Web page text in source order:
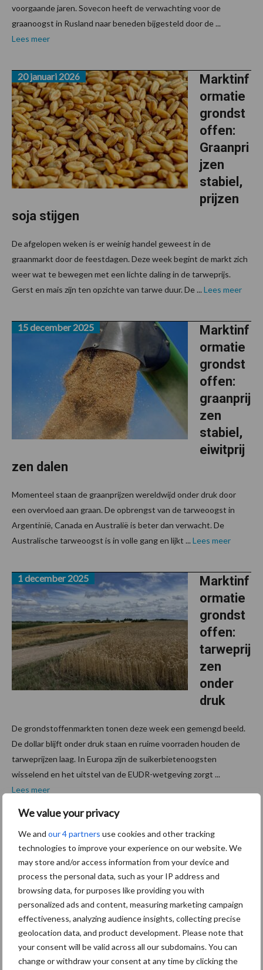
We value your privacy
We and our 4 partners use cookies and other tracking
technologies to improve your experience on our website. We
may store and/or access information from your device and
process the personal data, such as your IP address and
browsing data, for purposes like providing you with
personalized ads and content, measuring marketing campaign
effectiveness, analyzing audience insights, collecting precise
geolocation data, and product development. Please note that
your consent will be valid across all our subdomains. You can
change or withdraw your consent at any time by clicking the
voorgaande jaren. Sovecon heeft de verwachting voor de
graanoogst in Rusland naar beneden bijgesteld door de ...
Lees meer
Marktinf
ormatie
grondst
offen:
Graanpri
jzen
stabiel,
prijzen
soja stijgen
20 januari 2026
De afgelopen weken is er weinig handel geweest in de
graanmarkt door de feestdagen. Deze week begint de markt zich
weer wat te bewegen met een lichte daling in de tarweprijs.
Gerst en mais zijn ten opzichte van tarwe duur. De ... Lees meer
Marktinf
ormatie
grondst
offen:
graanprij
zen
stabiel,
eiwitprij
zen dalen
15 december 2025
Momenteel staan de graanprijzen wereldwijd onder druk door
een overvloed aan graan. De opbrengst van de tarweoogst in
Argentinië, Canada en Australië is beter dan verwacht. De
Australische tarweoogst is in volle gang en lijkt ... Lees meer
Marktinf
ormatie
grondst
offen:
tarweprij
zen
onder
druk
1 december 2025
De grondstoffenmarkten tonen deze week een gemengd beeld.
De dollar blijft onder druk staan en ruime voorraden houden de
tarweprijzen laag. In Europa zijn de suikerbietenoogsten
wisselend en het uitstel van de EUDR-wetgeving zorgt ...
Lees meer
Bunge
en
ForFarm
ers
werken
samen
aan CO₂-
arme,
ontbossingsvrije sojaketen